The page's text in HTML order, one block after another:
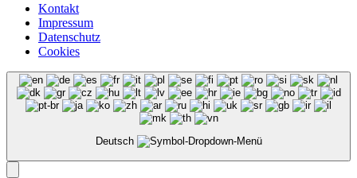
Kontakt
Impressum
Datenschutz
Cookies
Deutsch